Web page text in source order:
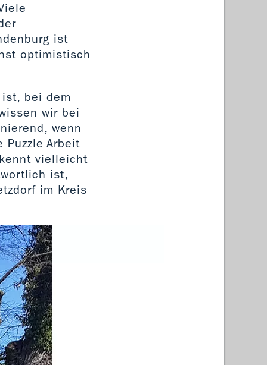
ist
optimistisch
bei dem
wir bei
wenn
Arbeit
vielleicht
ist,
im Kreis